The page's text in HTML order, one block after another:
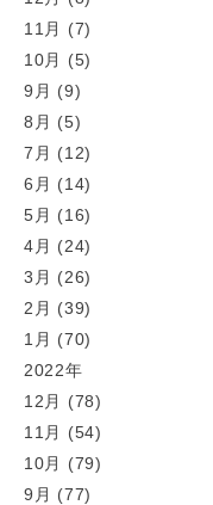
11月 (7)
10月 (5)
9月 (9)
8月 (5)
7月 (12)
6月 (14)
5月 (16)
4月 (24)
3月 (26)
2月 (39)
1月 (70)
2022年
12月 (78)
11月 (54)
10月 (79)
9月 (77)